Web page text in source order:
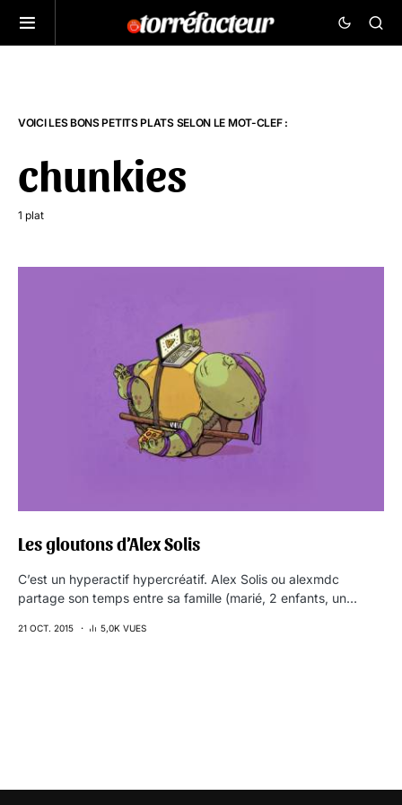
VOICI LES BONS PETITS PLATS SELON LE MOT-CLEF :
chunkies
1 plat
Les gloutons d’Alex Solis
C’est un hyperactif hypercréatif. Alex Solis ou alexmdc
partage son temps entre sa famille (marié, 2 enfants, un…
21 OCT. 2015 5,0K VUES